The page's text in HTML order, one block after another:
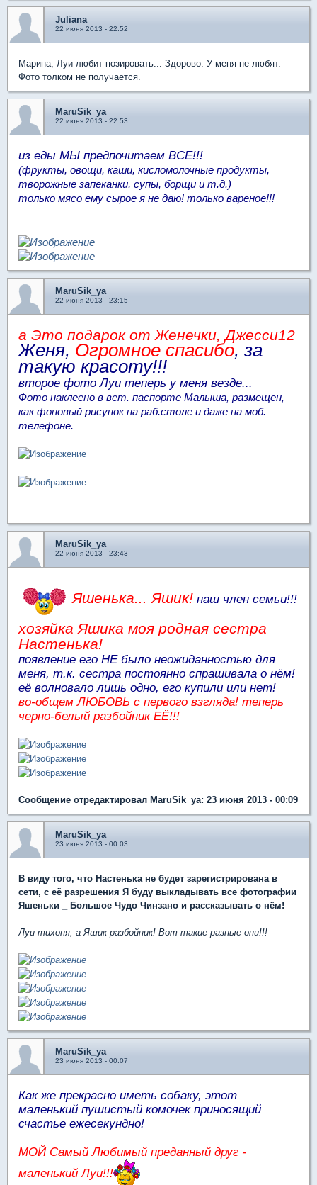
Juliana
22 июня 2013 - 22:52
Марина, Луи любит позировать... Здорово. У меня не любят.
Фото толком не получается.
MaruSik_ya
22 июня 2013 - 22:53
из еды МЫ предпочитаем ВСЁ!!!
(фрукты, овощи, каши, кисломолочные продукты,
творожные запеканки, супы, борщи и т.д.)
только мясо ему сырое я не даю! только вареное!!!
MaruSik_ya
22 июня 2013 - 23:15
а Это подарок от Женечки, Джесси12
Женя, Огромное спасибо, за
такую красоту!!!
второе фото Луи теперь у меня везде...
Фото наклеено в вет. паспорте Малыша, размещен,
как фоновый рисунок на раб.столе и даже на моб.
телефоне.
MaruSik_ya
22 июня 2013 - 23:43
Яшенька... Яшик! наш член семьи!!!
хозяйка Яшика моя родная сестра
Настенька!
появление его НЕ было неожиданностью для
меня, т.к. сестра постоянно спрашивала о нём!
её волновало лишь одно, его купили или нет!
во-общем ЛЮБОВЬ с первого взгляда! теперь
черно-белый разбойник ЕЁ!!!
Сообщение отредактировал MaruSik_ya: 23 июня 2013 - 00:09
MaruSik_ya
23 июня 2013 - 00:03
В виду того, что Настенька не будет зарегистрирована в
сети, с её разрешения Я буду выкладывать все фотографии
Яшеньки _ Большое Чудо Чинзано и рассказывать о нём!
Луи тихоня, а Яшик разбойник! Вот такие разные они!!!
MaruSik_ya
23 июня 2013 - 00:07
Как же прекрасно иметь собаку, этот
маленький пушистый комочек приносящий
счастье ежесекундно!
МОЙ Самый Любимый преданный друг -
маленький Луи!!!